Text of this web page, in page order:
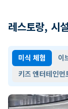
레스토랑, 시
미식 체험 이
키즈 엔터테인먼